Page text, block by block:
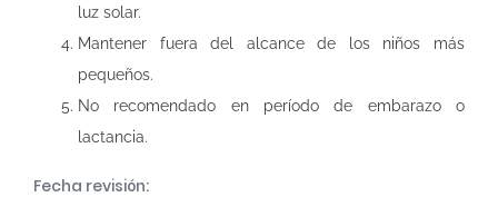
luz solar.
Mantener fuera del alcance de los niños más
pequeños.
No recomendado en período de embarazo o
lactancia.
Fecha revisión: